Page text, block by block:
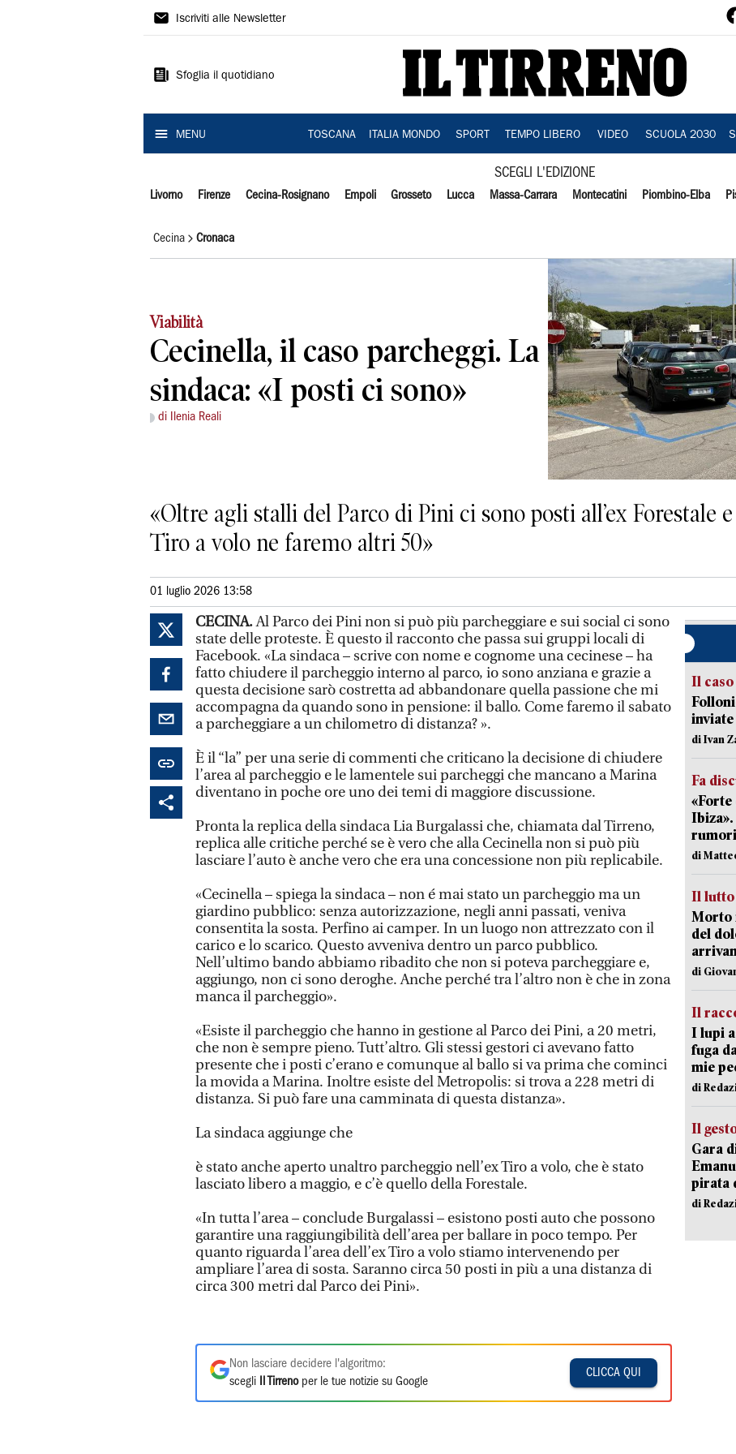
Il
Iscriviti alle Newsletter
Sfoglia il quotidiano
MENU TOSCANA ITALIA MONDO SPORT TEMPO LIBERO VIDEO SCUOLA 2030
SCEGLI L'EDIZIONE
Livorno Firenze Cecina-Rosignano Empoli Grosseto Lucca Massa-Carrara Montecatini Piombino-Elba
Cecina Cronaca
Viabilità
Cecinella, il caso parcheggi. La
sindaca: «I posti ci sono»
di Ilenia Reali
«Oltre agli stalli del Parco di Pini ci sono posti all’ex Forestale
Tiro a volo ne faremo altri 50»
01 luglio 2026 13:58
CECINA.Al Parco dei Pini non si può più parcheggiare e sui social ci sono
state delle proteste. È questo il racconto che passa sui gruppi locali di
Facebook. «La sindaca – scrive con nome e cognome una cecinese – ha
fatto chiudere il parcheggio interno al parco, io sono anziana e grazie a
questa decisione sarò costretta ad abbandonare quella passione che mi
accompagna da quando sono in pensione: il ballo. Come faremo il sabato
a parcheggiare a un chilometro di distanza? ».
È il “la” per una serie di commenti che criticano la decisione di chiudere
l’area al parcheggio e le lamentele sui parcheggi che mancano a Marina
diventano in poche ore uno dei temi di maggiore discussione.
Pronta la replica della sindaca Lia Burgalassi che, chiamata dal Tirreno,
replica alle critiche perché se è vero che alla Cecinella non si può più
lasciare l’auto è anche vero che era una concessione non più replicabile.
«Cecinella – spiega la sindaca – non é mai stato un parcheggio ma un
giardino pubblico: senza autorizzazione, negli anni passati, veniva
consentita la sosta. Perfino ai camper. In un luogo non attrezzato con il
carico e lo scarico. Questo avveniva dentro un parco pubblico.
Nell’ultimo bando abbiamo ribadito che non si poteva parcheggiare e,
aggiungo, non ci sono deroghe. Anche perché tra l’altro non è che in zona
manca il parcheggio».
«Esiste il parcheggio che hanno in gestione al Parco dei Pini, a 20 metri,
che non è sempre pieno. Tutt’altro. Gli stessi gestori ci avevano fatto
presente che i posti c’erano e comunque al ballo si va prima che cominci
la movida a Marina. Inoltre esiste del Metropolis: si trova a 228 metri di
distanza. Si può fare una camminata di questa distanza».
La sindaca aggiunge che
è stato anche aperto unaltro parcheggio nell’ex Tiro a volo, che è stato
lasciato libero a maggio, e c’è quello della Forestale.
«In tutta l’area – conclude Burgalassi – esistono posti auto che possono
garantire una raggiungibilità dell’area per ballare in poco tempo. Per
quanto riguarda l’area dell’ex Tiro a volo stiamo intervenendo per
ampliare l’area di sosta. Saranno circa 50 posti in più a una distanza di
circa 300 metri dal Parco dei Pini».
Non lasciare decidere l'algoritmo:
scegli
Il Tirrenoper le tue notizie su Google
CLICCA QUI
Il caso
inviate
di Ivan
Fa
di
Il lutto
Morto
del
di
Il
I lupi
fuga
mie
di
Il
Gara
pirata
di